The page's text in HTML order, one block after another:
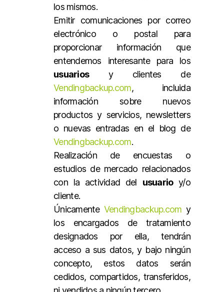
los mismos.
Emitir comunicaciones por correo
electrónico o postal para
proporcionar información que
entendemos interesante para los
usuariosy clientes de
Vendingbackup.com, incluida
información sobre nuevos
productos y servicios, newsletters
o nuevas entradas en el blog de
Vendingbackup.com.
Realización de encuestas o
estudios de mercado relacionados
con la actividad del usuarioy/o
cliente.
Únicamente Vendingbackup.com y
los encargados de tratamiento
designados por ella, tendrán
acceso a sus datos, y bajo ningún
concepto, estos datos serán
cedidos, compartidos, transferidos,